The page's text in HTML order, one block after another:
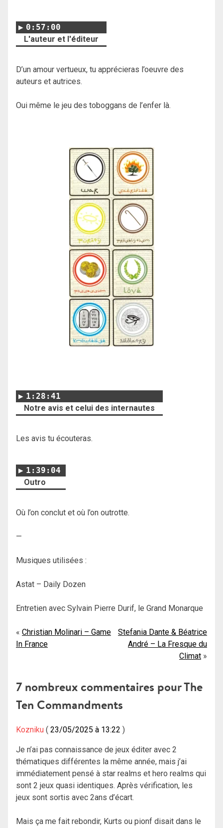
0:57:00
L'auteur et l'éditeur
D’un amour vertueux, tu apprécieras l’oeuvre des
auteurs et autrices.
Oui même le jeu des toboggans de l’enfer là.
1:28:41
Notre avis et celui des internautes
Les avis tu écouteras.
1:39:04
Outro
Où l’on conclut et où l’on outrotte.
—
Musiques utilisées :
Astat – Daily Dozen
Entretien avec Sylvain Pierre Durif, le Grand Monarque
Navigation
de
Christian Molinari – Game
In France
Stefania Dante & Béatrice
André – La Fresque du
Climat
7 nombreux commentaires pourThe
Ten Commandments
Kozniku 23/05/2025 à 13:22
Je n’ai pas connaissance de jeux éditer avec 2
thématiques différentes la même année, mais j’ai
immédiatement pensé à star realms et hero realms qui
sont 2 jeux quasi identiques. Après vérification, les
jeux sont sortis avec 2ans d’écart.
Mais ça me fait rebondir, Kurts ou pionf disait dans le